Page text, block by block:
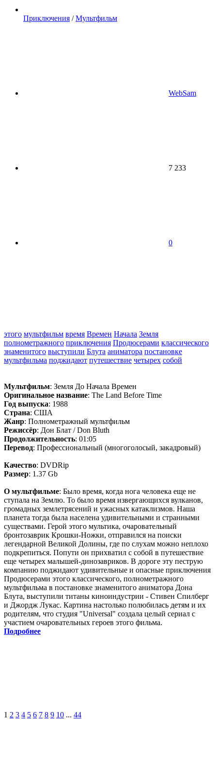
Приключения /Мультфильм
WebSam
7 233
0
этого мультфильм время Времен Начала Земля
полнометражного приключения Продюсерами классического
знаменитого выступили Блута аниматора постановке
мультфильма поджидают путешествие четырех собой
Мультфильм: Земля До Начала Времен
Оригинальное название: The Land Before Time
Год выпуска: 1988
Страна: США
Жанр: Полнометражный мультфильм
Режиссёр: Дон Блат / Don Bluth
Продолжительность: 01:05
Перевод: Профессиональный (многоголосый, закадровый)
Качество: DVDRip
Размер: 1.37 Gb
О мультфильме: Было время, когда нога человека еще не
ступала на Землю. То было время извергающихся вулканов,
громадных землетрясений и ужасных катаклизмов. Наша
планета тогда была населена удивительными и странными
существами. Герой этого мультика, очаровательный
бронтозаврик Крошки-Ножки, отправился на поиски
легендарной Великой Долины, где по слухам можно неплохо
подкрепиться. Попути он прихватил с собой в путешествие
еще четырех малышей-динозавриков. В дороге эту пеструю
компанию поджидают удивительные и опасные приключения
Продюсерами этого классического, полнометражного
мультфильма в постановке знаменитого аниматора Дона
Блута, выступили титаны киноиндустрии - Стивен Спилберг
и Джордж Лукас. Картина настолько полюбилась детям и их
родителям, что студия "Universal" создала целый сериал с
участием очаровательных героев этого фильма.
Подробнее
1 2 3 4 5 6 7 8 9 10 ... 44